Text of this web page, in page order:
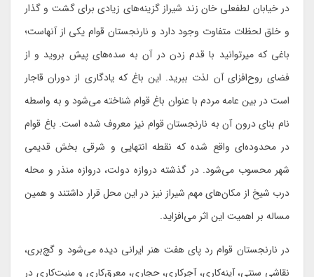
در خیابان لطفعلی خان زند شیراز گزینه‌های زیادی برای گشت و گذار
و خلق لحظات متفاوت وجود دارد و نارنجستان قوام یکی از آنهاست؛
باغی که میرتوانید با قدم زدن در آن به سده‌های پیش بروید و از
فضای روح‌افزای آن لذت ببرید. این باغ که یادگاری از دوران قاجار
است در بین عامه مردم با عنوان باغ قوام شناخته می‌شود و به واسطه
نام بنای درون آن به نارنجستان قوام نیز معروف شده است. باغ قوام
در محدوده‌ای واقع شده که نقطه انتهایی و شرقی بخش قدیمی
شهر محسوب می‌شود. در گذشته دروازه دولت، دروازه منذر و محله
درب شیخ از مکان‌های مهم شیراز نیز در این محل قرار داشتند و همین
مساله بر اهمیت این اثر می‌افزاید.
در نارنجستان قوام رد پای هفت هنر ایرانی دیده می‌شود و گچ‌بری،
نقاشی سنتی، آینه‌کاری، آجرکاری، حجاری، معرق‌کاری و منبت‌کاری در